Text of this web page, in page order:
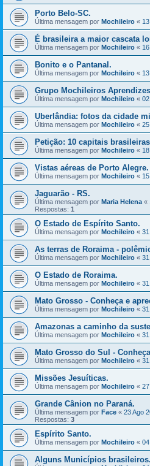
Porto Belo-SC.
Última mensagem por Mochileiro «
É brasileira a maior cascata
Última mensagem por Mochileiro «
Bonito e o Pantanal.
Última mensagem por Mochileiro «
Grupo Mochileiros
Última mensagem por Mochileiro «
Uberlândia: fotos da cidade
Última mensagem por Mochileiro «
Petição: 10 capitais
Última mensagem por Mochileiro «
Vistas aéreas de Porto Alegre.
Última mensagem por Mochileiro «
Jaguarão - RS.
Última mensagem por Maria Helena «
Respostas: 1
O Estado de Espírito Santo.
Última mensagem por Mochileiro «
As terras de Roraima -
Última mensagem por Mochileiro «
O Estado de Roraima.
Última mensagem por Mochileiro «
Mato Grosso - Conheça e
Última mensagem por Mochileiro «
Amazonas a caminho da
Última mensagem por Mochileiro «
Mato Grosso do Sul -
Última mensagem por Mochileiro «
Missões Jesuíticas.
Última mensagem por Mochileiro «
Grande Cânion no Paraná.
Última mensagem por Face « 23 Ago
Respostas: 3
Espírito Santo.
Última mensagem por Mochileiro «
Alguns Municípios brasileiros.